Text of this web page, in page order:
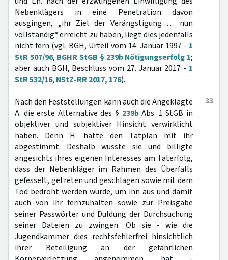
Nebenklägers in eine Penetration davon
ausgingen, „ihr Ziel der Verängstigung … nun
vollständig“ erreicht zu haben, liegt dies jedenfalls
nicht fern (vgl. BGH, Urteil vom 14. Januar 1997 - 1
StR 507/96, BGHR StGB § 239b Nötigungserfolg 1;
aber auch BGH, Beschluss vom 27. Januar 2017 - 1
StR 532/16, NStZ-RR 2017, 176).
33
Nach den Feststellungen kann auch die Angeklagte
A. die erste Alternative des § 239bAbs. 1 StGB in
objektiver und subjektiver Hinsicht verwirklicht
haben. Denn H. hatte den Tatplan mit ihr
abgestimmt. Deshalb wusste sie und billigte
angesichts ihres eigenen Interesses am Taterfolg,
dass der Nebenkläger im Rahmen des Überfalls
gefesselt, getreten und geschlagen sowie mit dem
Tod bedroht werden würde, um ihn aus und damit
auch von ihr fernzuhalten sowie zur Preisgabe
seiner Passwörter und Duldung der Durchsuchung
seiner Dateien zu zwingen. Ob sie - wie die
Jugendkammer dies rechtsfehlerfrei hinsichtlich
ihrer Beteiligung an der gefährlichen